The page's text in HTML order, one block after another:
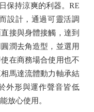
保持涼爽的利器。RE
設計，通過可靈活調
接與身體接觸，達到
潤去角造型，並選用
在商務場合使用也不
馬達流體動力軸承結
外形與運作聲音皆低
放心使用。